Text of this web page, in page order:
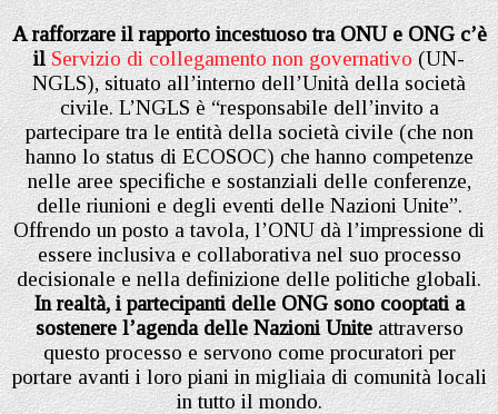
A rafforzare il rapporto incestuoso tra ONU e ONG c’è
ilServizio di collegamento non governativo(UN-
NGLS), situato all’interno dell’Unità della società
civile. L’NGLS è “responsabile dell’invito a
partecipare tra le entità della società civile (che non
hanno lo status di ECOSOC) che hanno competenze
nelle aree specifiche e sostanziali delle conferenze,
delle riunioni e degli eventi delle Nazioni Unite”.
Offrendo un posto a tavola, l’ONU dà l’impressione di
essere inclusiva e collaborativa nel suo processo
decisionale e nella definizione delle politiche globali.
In realtà, i partecipanti delle ONG sono cooptati a
sostenere l’agenda delle Nazioni Uniteattraverso
questo processo e servono come procuratori per
portare avanti i loro piani in migliaia di comunità locali
in tutto il mondo.